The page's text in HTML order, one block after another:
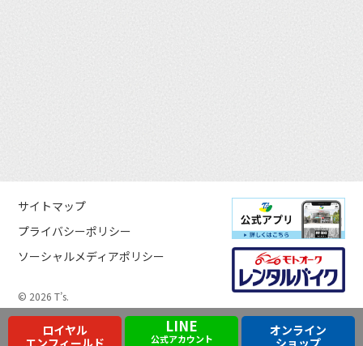
サイトマップ
プライバシーポリシー
ソーシャルメディアポリシー
© 2026 T’s.
ロイヤル
エンフィールド
LINE
公式アカウント
オンライン
ショップ